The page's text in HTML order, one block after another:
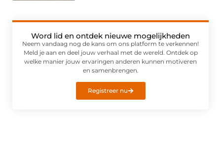
Word lid en ontdek nieuwe mogelijkheden
Neem vandaag nog de kans om ons platform te verkennen!
Meld je aan en deel jouw verhaal met de wereld. Ontdek op
welke manier jouw ervaringen anderen kunnen motiveren
en samenbrengen.
Registreer nu